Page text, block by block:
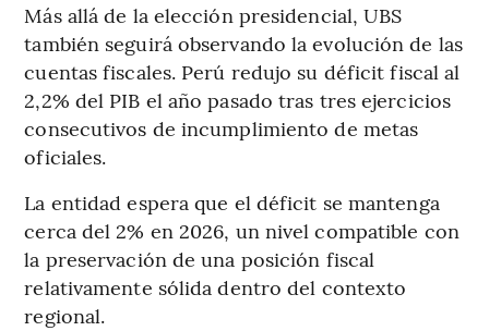
Más allá de la elección presidencial, UBS
también seguirá observando la evolución de las
cuentas fiscales. Perú redujo su déficit fiscal al
2,2% del PIB el año pasado tras tres ejercicios
consecutivos de incumplimiento de metas
oficiales.
La entidad espera que el déficit se mantenga
cerca del 2% en 2026, un nivel compatible con
la preservación de una posición fiscal
relativamente sólida dentro del contexto
regional.